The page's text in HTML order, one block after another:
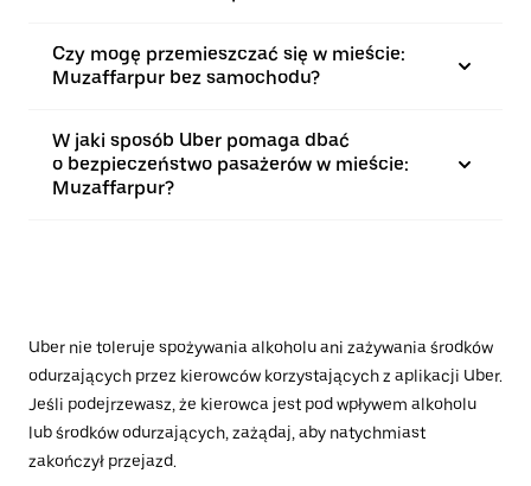
Czy mogę przemieszczać się w mieście:
Muzaffarpur bez samochodu?
W jaki sposób Uber pomaga dbać
o bezpieczeństwo pasażerów w mieście:
Muzaffarpur?
Uber nie toleruje spożywania alkoholu ani zażywania środków
odurzających przez kierowców korzystających z aplikacji Uber.
Jeśli podejrzewasz, że kierowca jest pod wpływem alkoholu
lub środków odurzających, zażądaj, aby natychmiast
zakończył przejazd.